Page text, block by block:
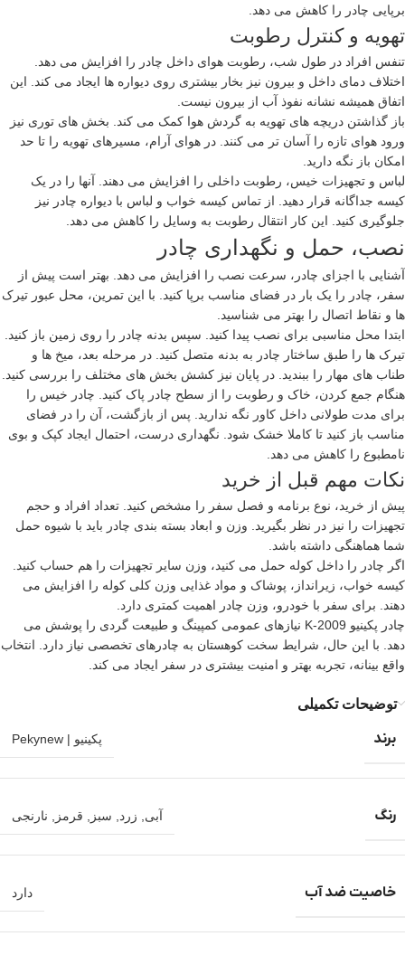
برپایی چادر را کاهش می دهد.
تهویه و کنترل رطوبت
تنفس افراد در طول شب، رطوبت هوای داخل چادر را افزایش می دهد.
اختلاف دمای داخل و بیرون نیز بخار بیشتری روی دیواره ها ایجاد می کند. این
اتفاق همیشه نشانه نفوذ آب از بیرون نیست.
باز گذاشتن دریچه های تهویه به گردش هوا کمک می کند. بخش های توری نیز
ورود هوای تازه را آسان تر می کنند. در هوای آرام، مسیرهای تهویه را تا حد
امکان باز نگه دارید.
لباس و تجهیزات خیس، رطوبت داخلی را افزایش می دهند. آنها را در یک
کیسه جداگانه قرار دهید. از تماس کیسه خواب و لباس با دیواره چادر نیز
جلوگیری کنید. این کار انتقال رطوبت به وسایل را کاهش می دهد.
نصب، حمل و نگهداری چادر
آشنایی با اجزای چادر، سرعت نصب را افزایش می دهد. بهتر است پیش از
سفر، چادر را یک بار در فضای مناسب برپا کنید. با این تمرین، محل عبور تیرک
ها و نقاط اتصال را بهتر می شناسید.
ابتدا محل مناسبی برای نصب پیدا کنید. سپس بدنه چادر را روی زمین باز کنید.
تیرک ها را طبق ساختار چادر به بدنه متصل کنید. در مرحله بعد، میخ ها و
طناب های مهار را ببندید. در پایان نیز کشش بخش های مختلف را بررسی کنید.
هنگام جمع کردن، خاک و رطوبت را از سطح چادر پاک کنید. چادر خیس را
برای مدت طولانی داخل کاور نگه ندارید. پس از بازگشت، آن را در فضای
مناسب باز کنید تا کاملا خشک شود. نگهداری درست، احتمال ایجاد کپک و بوی
نامطبوع را کاهش می دهد.
نکات مهم قبل از خرید
پیش از خرید، نوع برنامه و فصل سفر را مشخص کنید. تعداد افراد و حجم
تجهیزات را نیز در نظر بگیرید. وزن و ابعاد بسته بندی چادر باید با شیوه حمل
شما هماهنگی داشته باشد.
اگر چادر را داخل کوله حمل می کنید، وزن سایر تجهیزات را هم حساب کنید.
کیسه خواب، زیرانداز، پوشاک و مواد غذایی وزن کلی کوله را افزایش می
دهند. برای سفر با خودرو، وزن چادر اهمیت کمتری دارد.
چادر پکینیو K-2009 نیازهای عمومی کمپینگ و طبیعت گردی را پوشش می
دهد. با این حال، شرایط سخت کوهستان به چادرهای تخصصی نیاز دارد. انتخاب
واقع بینانه، تجربه بهتر و امنیت بیشتری در سفر ایجاد می کند.
توضیحات تکمیلی
برند پکینیو | Pekynew
رنگ آبی, زرد, سبز , قرمز , نارنجی
خاصیت ضد آب دارد